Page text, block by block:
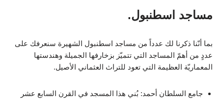
مساجد اسطنبول.
بما أنّنا ذكرنا لك عدداً من مساجد اسطنبول الشهيرة سنعرفك على
عددٍ من أهمّ المساجد التي تتميّز بزخارفها الجميلة وهندستها
المعماريّة العظيمة التي تعود للتراث العثماني الأصيل.
جامع السلطان أحمد: بُني هذا المسجد في القرن السابع عشر